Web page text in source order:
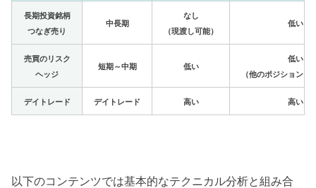
長期投資銘柄
つなぎ売り
中長期
なし
（現渡し可能）
低い
売買のリスク
ヘッジ
短期～中期 低い
低い
（他のポジションと
デイトレード デイトレード 高い 高い
以下のコンテンツでは基本的なテクニカル分析と組み合